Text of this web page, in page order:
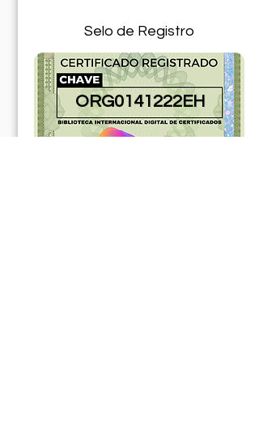
Selo de Registro
ORG0141222EH